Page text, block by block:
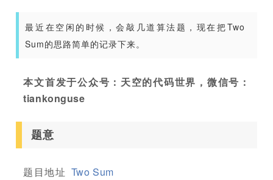
最近在空闲的时候，会敲几道算法题，现在把Two
Sum的思路简单的记录下来。
本文首发于公众号：天空的代码世界，微信号：
tiankonguse
题意
题目地址 Two Sum